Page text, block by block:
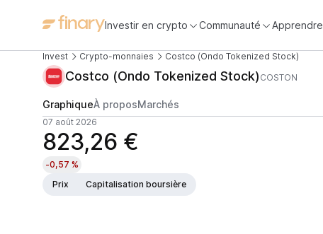
Investir en crypto Communauté Apprendre
Invest Crypto-monnaies Costco (Ondo Tokenized Stock)
Costco (Ondo Tokenized Stock) COSTON
GraphiqueÀ proposMarchés
07 août 2026
823,26 €
-0,57 %
Prix
Capitalisation boursière